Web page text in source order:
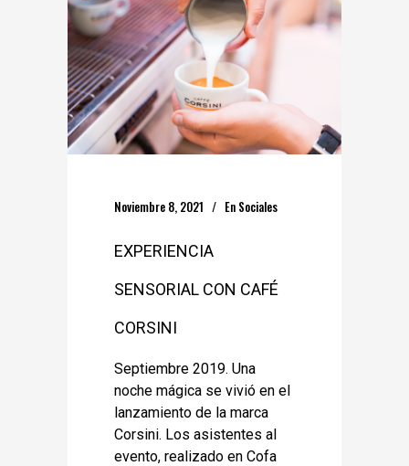
Noviembre 8, 2021 En Sociales
EXPERIENCIA
SENSORIAL CON CAFÉ
CORSINI
Septiembre 2019. Una
noche mágica se vivió en el
lanzamiento de la marca
Corsini. Los asistentes al
evento, realizado en Cofa